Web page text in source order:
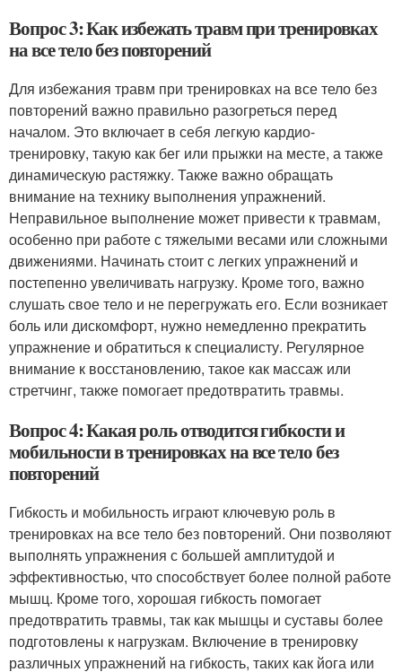
Вопрос 3: Как избежать травм при тренировках
на все тело без повторений
Для избежания травм при тренировках на все тело без
повторений важно правильно разогреться перед
началом. Это включает в себя легкую кардио-
тренировку, такую как бег или прыжки на месте, а также
динамическую растяжку. Также важно обращать
внимание на технику выполнения упражнений.
Неправильное выполнение может привести к травмам,
особенно при работе с тяжелыми весами или сложными
движениями. Начинать стоит с легких упражнений и
постепенно увеличивать нагрузку. Кроме того, важно
слушать свое тело и не перегружать его. Если возникает
боль или дискомфорт, нужно немедленно прекратить
упражнение и обратиться к специалисту. Регулярное
внимание к восстановлению, такое как массаж или
стретчинг, также помогает предотвратить травмы.
Вопрос 4: Какая роль отводится гибкости и
мобильности в тренировках на все тело без
повторений
Гибкость и мобильность играют ключевую роль в
тренировках на все тело без повторений. Они позволяют
выполнять упражнения с большей амплитудой и
эффективностью, что способствует более полной работе
мышц. Кроме того, хорошая гибкость помогает
предотвратить травмы, так как мышцы и суставы более
подготовлены к нагрузкам. Включение в тренировку
различных упражнений на гибкость, таких как йога или